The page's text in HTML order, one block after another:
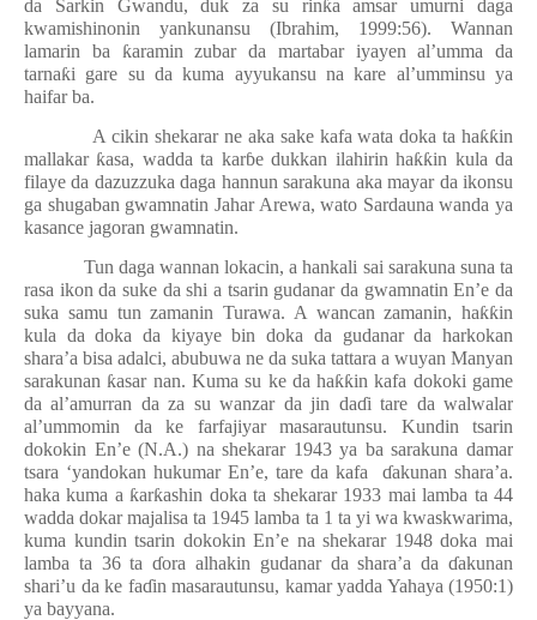
da Sarkin Gwandu, duk za su rinƙa amsar umurni daga
kwamishinonin yankunansu (Ibrahim, 1999:56). Wannan
lamarin ba ƙaramin zubar da martabar iyayen al’umma da
tarnaƙi gare su da kuma ayyukansu na kare al’umminsu ya
haifar ba.
A cikin shekarar ne aka sake kafa wata doka ta haƙƙin
mallakar ƙasa, wadda ta karɓe dukkan ilahirin haƙƙin kula da
filaye da dazuzzuka daga hannun sarakuna aka mayar da ikonsu
ga shugaban gwamnatin Jahar Arewa, wato Sardauna wanda ya
kasance jagoran gwamnatin.
Tun daga wannan lokacin, a hankali sai sarakuna suna ta
rasa ikon da suke da shi a tsarin gudanar da gwamnatin En’e da
suka samu tun zamanin Turawa. A wancan zamanin, haƙƙin
kula da doka da kiyaye bin doka da gudanar da harkokan
shara’a bisa adalci, abubuwa ne da suka tattara a wuyan Manyan
sarakunan ƙasar nan. Kuma su ke da haƙƙin kafa dokoki game
da al’amurran da za su wanzar da jin daɗi tare da walwalar
al’ummomin da ke farfajiyar masarautunsu. Kundin tsarin
dokokin En’e (N.A.) na shekarar 1943 ya ba sarakuna damar
tsara ‘yandokan hukumar En’e, tare da kafa
ɗakunan shara’a.
haka kuma a ƙarƙashin doka ta shekarar 1933 mai lamba ta 44
wadda dokar majalisa ta 1945 lamba ta 1 ta yi wa kwaskwarima,
kuma kundin tsarin dokokin En’e na shekarar 1948 doka mai
lamba ta 36 taɗora alhakin gudanar da shara’a daɗakunan
shari’u da ke faɗin masarautunsu, kamar yadda Yahaya (1950:1)
ya bayyana.